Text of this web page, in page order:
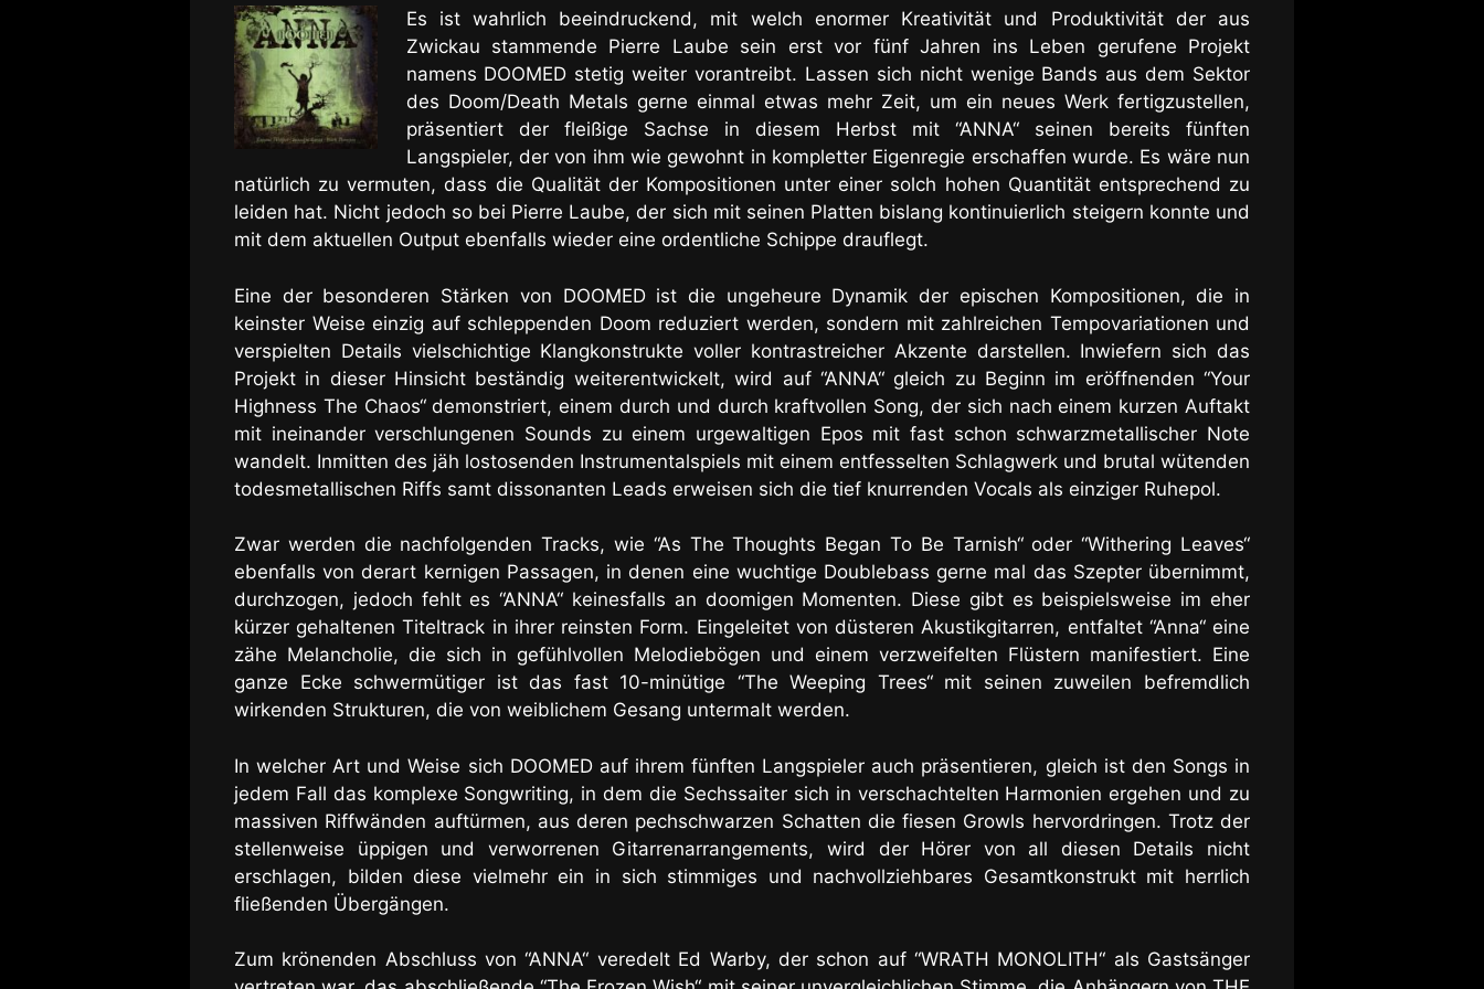
Es ist wahrlich beeindruckend, mit welch enormer Kreativität und Produktivität der aus
Zwickau stammende Pierre Laube sein erst vor fünf Jahren ins Leben gerufene Projekt
namens DOOMED stetig weiter vorantreibt. Lassen sich nicht wenige Bands aus dem Sektor
des Doom/Death Metals gerne einmal etwas mehr Zeit, um ein neues Werk fertigzustellen,
präsentiert der fleißige Sachse in diesem Herbst mit “ANNA“ seinen bereits fünften
Langspieler, der von ihm wie gewohnt in kompletter Eigenregie erschaffen wurde. Es wäre nun
natürlich zu vermuten, dass die Qualität der Kompositionen unter einer solch hohen Quantität entsprechend zu
leiden hat. Nicht jedoch so bei Pierre Laube, der sich mit seinen Platten bislang kontinuierlich steigern konnte und
mit dem aktuellen Output ebenfalls wieder eine ordentliche Schippe drauflegt.
Eine der besonderen Stärken von DOOMED ist die ungeheure Dynamik der epischen Kompositionen, die in
keinster Weise einzig auf schleppenden Doom reduziert werden, sondern mit zahlreichen Tempovariationen und
verspielten Details vielschichtige Klangkonstrukte voller kontrastreicher Akzente darstellen. Inwiefern sich das
Projekt in dieser Hinsicht beständig weiterentwickelt, wird auf “ANNA“ gleich zu Beginn im eröffnenden “Your
Highness The Chaos“ demonstriert, einem durch und durch kraftvollen Song, der sich nach einem kurzen Auftakt
mit ineinander verschlungenen Sounds zu einem urgewaltigen Epos mit fast schon schwarzmetallischer Note
wandelt. Inmitten des jäh lostosenden Instrumentalspiels mit einem entfesselten Schlagwerk und brutal wütenden
todesmetallischen Riffs samt dissonanten Leads erweisen sich die tief knurrenden Vocals als einziger Ruhepol.
Zwar werden die nachfolgenden Tracks, wie “As The Thoughts Began To Be Tarnish“ oder “Withering Leaves“
ebenfalls von derart kernigen Passagen, in denen eine wuchtige Doublebass gerne mal das Szepter übernimmt,
durchzogen, jedoch fehlt es “ANNA“ keinesfalls an doomigen Momenten. Diese gibt es beispielsweise im eher
kürzer gehaltenen Titeltrack in ihrer reinsten Form. Eingeleitet von düsteren Akustikgitarren, entfaltet “Anna“ eine
zähe Melancholie, die sich in gefühlvollen Melodiebögen und einem verzweifelten Flüstern manifestiert. Eine
ganze Ecke schwermütiger ist das fast 10-minütige “The Weeping Trees“ mit seinen zuweilen befremdlich
wirkenden Strukturen, die von weiblichem Gesang untermalt werden.
In welcher Art und Weise sich DOOMED auf ihrem fünften Langspieler auch präsentieren, gleich ist den Songs in
jedem Fall das komplexe Songwriting, in dem die Sechssaiter sich in verschachtelten Harmonien ergehen und zu
massiven Riffwänden auftürmen, aus deren pechschwarzen Schatten die fiesen Growls hervordringen. Trotz der
stellenweise üppigen und verworrenen Gitarrenarrangements, wird der Hörer von all diesen Details nicht
erschlagen, bilden diese vielmehr ein in sich stimmiges und nachvollziehbares Gesamtkonstrukt mit herrlich
fließenden Übergängen.
Zum krönenden Abschluss von “ANNA“ veredelt Ed Warby, der schon auf “WRATH MONOLITH“ als Gastsänger